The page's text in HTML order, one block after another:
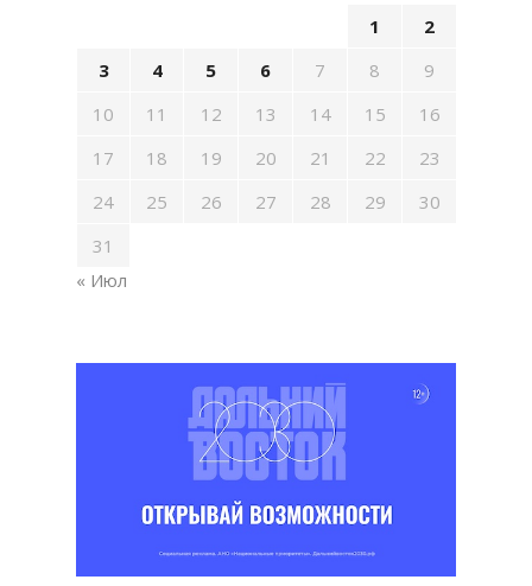
1
2
3
4 5 6 7 8
9
10
11 12 13 14 15
16
17
18 19 20 21 22
23
24
25 26 27 28 29
30
31
« Июл